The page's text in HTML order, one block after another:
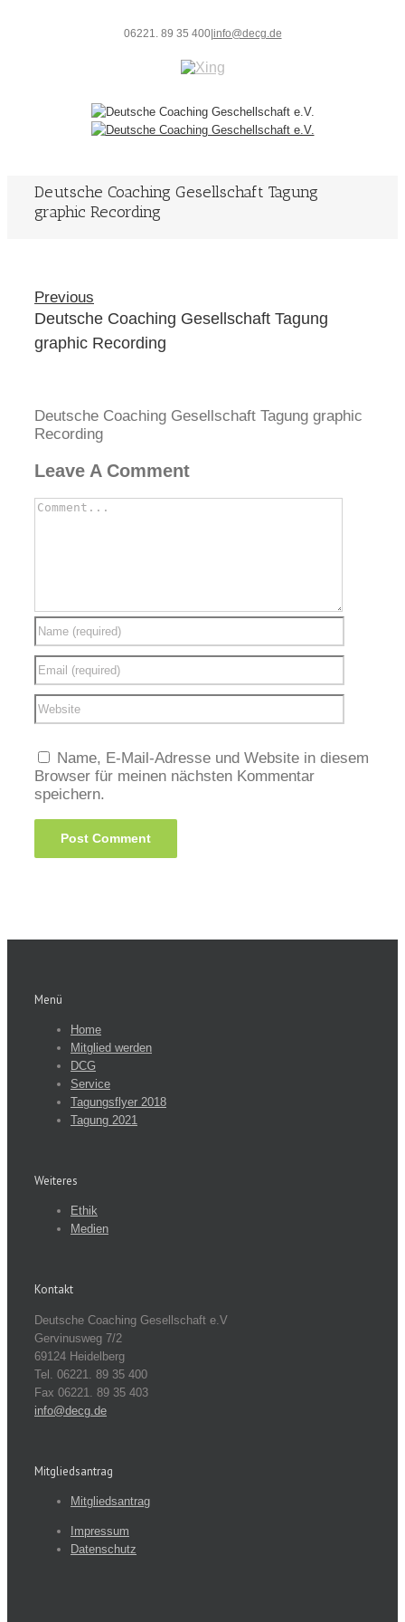
06221. 89 35 400| info@decg.de
Deutsche Coaching Gesellschaft Tagung
graphic Recording
Previous
Deutsche Coaching Gesellschaft Tagung
graphic Recording
Deutsche Coaching Gesellschaft Tagung graphic
Recording
Leave A Comment
Name, E-Mail-Adresse und Website in diesem
Browser für meinen nächsten Kommentar
speichern.
Menü
Home
Mitglied werden
DCG
Service
Tagungsflyer 2018
Tagung 2021
Weiteres
Ethik
Medien
Kontakt
Deutsche Coaching Gesellschaft e.V
Gervinusweg 7/2
69124 Heidelberg
Tel. 06221. 89 35 400
Fax 06221. 89 35 403
info@decg.de
Mitgliedsantrag
Mitgliedsantrag
Impressum
Datenschutz